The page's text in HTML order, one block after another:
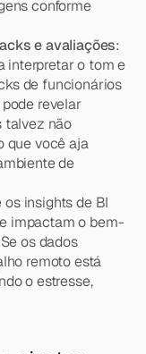
conforme
e avaliações:
interpretar o tom e
de funcionários
revelar
talvez não
que você aja
de
os insights de BI
impactam o bem-
os dados
remoto está
o estresse,